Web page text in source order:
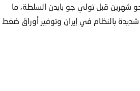
شهرين قبل تولي جو بايدن السلطة، ما
شديدة بالنظام في إيران وتوفير أوراق ضغط